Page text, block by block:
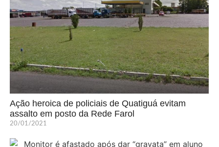
Ação heroica de policiais de Quatiguá evitam
assalto em posto da Rede Farol
20/01/2021